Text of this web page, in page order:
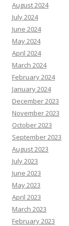
August 2024
July 2024
June 2024
May 2024
April 2024
March 2024
February 2024
January 2024
December 2023
November 2023
October 2023
September 2023
August 2023
July 2023
June 2023
May 2023
April 2023
March 2023
February 2023